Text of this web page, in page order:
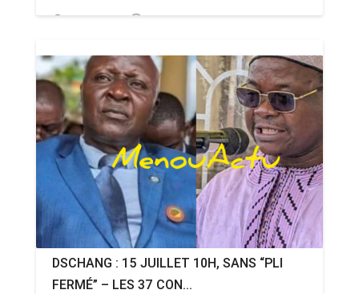
15/07/26 Par MenouActu 0
DSCHANG : 15 JUILLET 10H, SANS “PLI
FERMÉ” – LES 37 CON...